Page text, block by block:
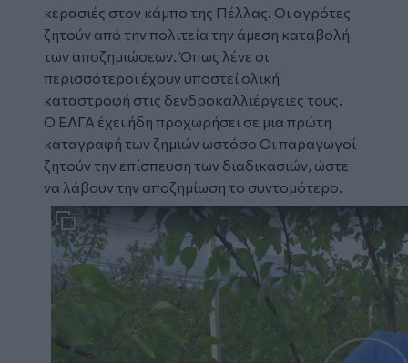
κερασιές στον κάμπο της Πέλλας. Οι αγρότες
ζητούν από την πολιτεία την άμεση καταβολή
των αποζημιώσεων. Όπως λένε οι
περισσότεροι έχουν υποστεί ολική
καταστροφή στις δενδροκαλλιέργειες τους.
Ο ΕΛΓΑ έχει ήδη προχωρήσει σε μια πρώτη
καταγραφή των ζημιών ωστόσο Οι παραγωγοί
ζητούν την επίσπευση των διαδικασιών, ώστε
να λάβουν την αποζημίωση το συντομότερο.